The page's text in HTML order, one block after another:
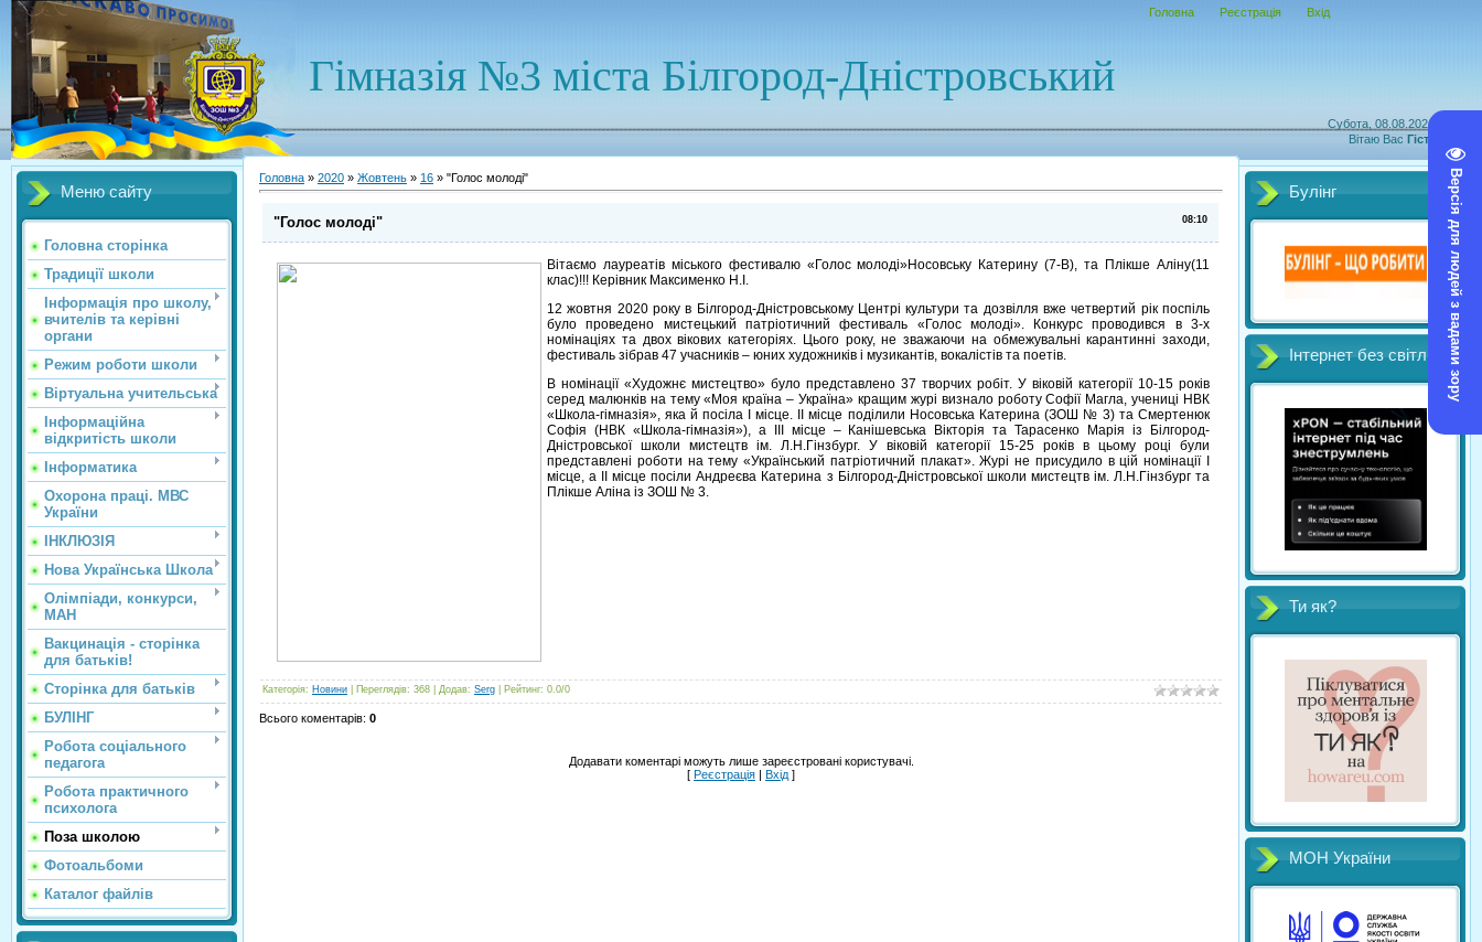
Версія для людей з вадами зору
Субота, 08.08.2026, 21:10
Вітаю Вас Гість
Гімназія №3 міста Білгород-Дністровський
Головна Реєстрація Вхід
Меню сайту
Головна сторінка
Традиції школи
Інформація про школу,
вчителів та керівні
органи
Режим роботи школи
Віртуальна учительська
Інформаційна
відкритість школи
Інформатика
Охорона праці. МВС
України
ІНКЛЮЗІЯ
Нова Українська Школа
Олімпіади, конкурси,
МАН
Вакцинація - сторінка
для батьків!
Сторінка для батьків
БУЛІНГ
Робота соціального
педагога
Робота практичного
психолога
Поза школою
Фотоальбоми
Каталог файлів
Головна » 2020 » Жовтень » 16 » "Голос молоді"
08:10
"Голос молоді"
Вітаємо лауреатів міського фестивалю «Голос молоді»Носовську Катерину (7-В), та Плікше Аліну(11
клас)!!! Керівник Максименко Н.І.
12 жовтня 2020 року в Білгород-Дністровському Центрі культури та дозвілля вже четвертий рік поспіль
було проведено мистецький патріотичний фестиваль «Голос молоді». Конкурс проводився в 3-х
номінаціях та двох вікових категоріях. Цього року, не зважаючи на обмежувальні карантинні заходи,
фестиваль зібрав 47 учасників – юних художників і музикантів, вокалістів та поетів.
В номінації «Художнє мистецтво» було представлено 37 творчих робіт. У віковій категорії 10-15 років
серед малюнків на тему «Моя країна – Україна» кращим журі визнало роботу Софії Магла, учениці НВК
«Школа-гімназія», яка й посіла І місце. ІІ місце поділили Носовська Катерина (ЗОШ № 3) та Смертенюк
Софія (НВК «Школа-гімназія»), а ІІІ місце – Канішевська Вікторія та Тарасенко Марія із Білгород-
Дністровської школи мистецтв ім. Л.Н.Гінзбург. У віковій категорії 15-25 років в цьому році були
представлені роботи на тему «Український патріотичний плакат». Журі не присудило в цій номінації І
місце, а ІІ місце посіли Андреєва Катерина з Білгород-Дністровської школи мистецтв ім. Л.Н.Гінзбург та
Плікше Аліна із ЗОШ № 3.
Категорія: Новини Переглядів: 368 | Додав: Serg Рейтинг: 0.0/0
Всього коментарів: 0
Додавати коментарі можуть лише зареєстровані користувачі.
[ Реєстрація | Вхід ]
Булінг
Інтернет без світл
Ти як?
МОН України